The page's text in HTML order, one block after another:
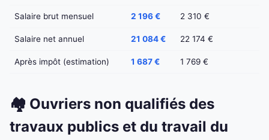
Salaire brut mensuel 2 196 € 2 310 €
Salaire net annuel 21 084 € 22 174 €
Après impôt (estimation) 1 687 € 1 769 €
🏘️ Ouvriers non qualifiés des
travaux publics et du travail du